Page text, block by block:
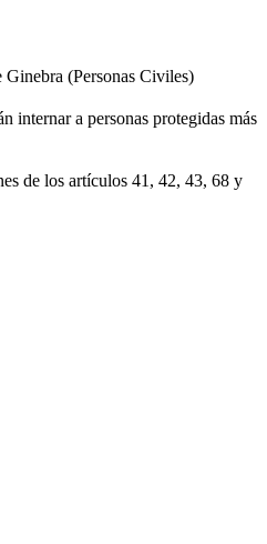
(Personas Civiles)
internar a personas protegidas más
de los artículos 41, 42, 43, 68 y